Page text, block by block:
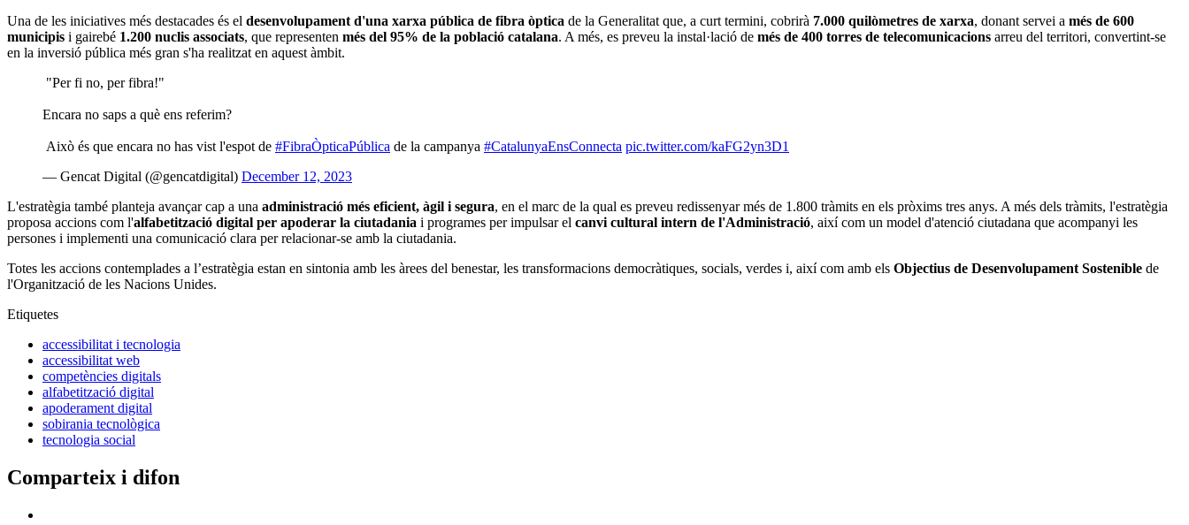
Una de les iniciatives més destacades és el desenvolupament d'una xarxa pública de fibra òptica de la Generalitat que, a curt termini, cobrirà 7.000 quilòmetres de xarxa, donant servei a més de 600
municipis i gairebé 1.200 nuclis associats, que representen més del 95% de la població catalana. A més, es preveu la instal·lació de més de 400 torres de telecomunicacions arreu del territori, convertint-se
en la inversió pública més gran s'ha realitzat en aquest àmbit.
"Per fi no, per fibra!"
Encara no saps a què ens referim?
Això és que encara no has vist l'espot de #FibraÒpticaPública de la campanya #CatalunyaEnsConnecta pic.twitter.com/kaFG2yn3D1
— Gencat Digital (@gencatdigital) December 12, 2023
L'estratègia també planteja avançar cap a una administració més eficient, àgil i segura, en el marc de la qual es preveu redissenyar més de 1.800 tràmits en els pròxims tres anys. A més dels tràmits, l'estratègia
proposa accions com l'alfabetització digital per apoderar la ciutadania i programes per impulsar el canvi cultural intern de l'Administració, així com un model d'atenció ciutadana que acompanyi les
persones i implementi una comunicació clara per relacionar-se amb la ciutadania.
Totes les accions contemplades a l’estratègia estan en sintonia amb les àrees del benestar, les transformacions democràtiques, socials, verdes i, així com amb els Objectius de Desenvolupament Sostenible de
l'Organització de les Nacions Unides.
Etiquetes
accessibilitat i tecnologia
accessibilitat web
competències digitals
alfabetització digital
apoderament digital
sobirania tecnològica
tecnologia social
Comparteix i difon